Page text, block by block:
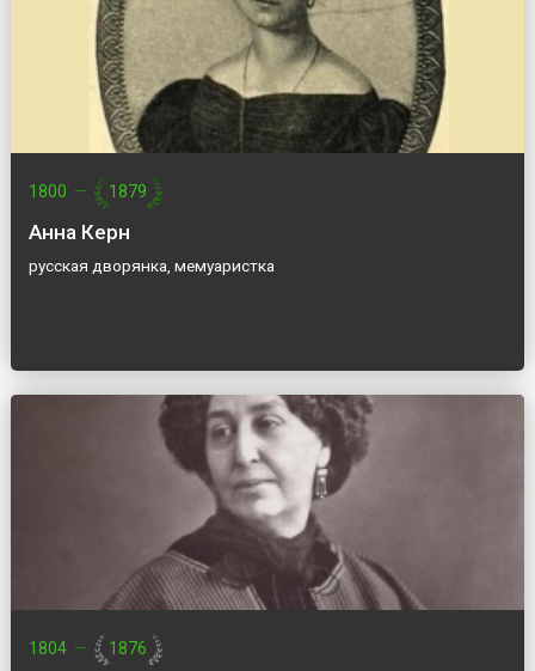
1800 — 1879
Анна Керн
русская дворянка, мемуаристка
1804 — 1876